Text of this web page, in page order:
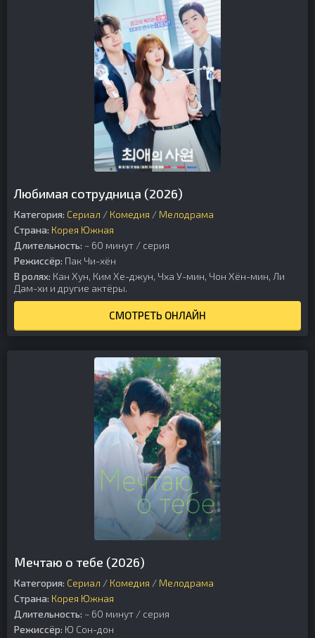
Любимая сотрудница (2026)
Категория: Сериал / Комедия / Мелодрама
Страна: Корея Южная
Длительность: ~ 60 минут / серия
Режиссёр: Пак Чи-хён
В ролях: Кан Хун, Ким Хе-джун, Чха У-мин, Чон Хён-мин, Ли
Дам-хи и другие актёры.
СМОТРЕТЬ ОНЛАЙН
Мечтаю о тебе (2026)
Категория: Сериал / Комедия / Мелодрама
Страна: Корея Южная
Длительность: ~ 60 минут / серия
Режиссёр: Ю Сон-дон